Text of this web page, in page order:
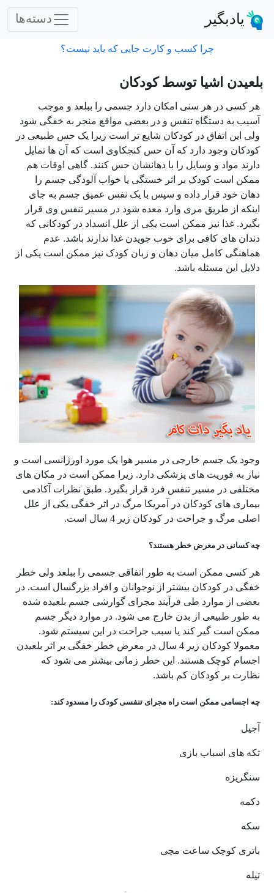
یادبگیر دسته‌ها
چرا کسب و کارت جایی که باید نیست؟
بلعیدن اشیا توسط کودکان
هر کسی در هر سنی امکان دارد جسمی را ببلعد و موجب
آسیب به دستگاه تنفس و در بعضی مواقع منجر به خفگی شود
ولی این اتفاق در کودکان شایع تر است زیرا یک حس طبیعی در
کودکان وجود دارد که آن حس کنجکاوی است که آن ها تمایل
دارند مواد و وسایل را با دهانشان حس کنند. گاهی اوقات هم
ممکن است کودک بر اثر خستگی یا خواب آلودگی جسم را
دهان خود قرار داده و سپس با یک نفس عمیق جسم به جای
اینکه از طریق مری وارد معده شود در مسیر تنفس وی قرار
بگیرد. غذا نیز ممکن است یکی از علل انسداد در کودکانی که
دندان های کافی برای خوب جویدن غذا ندارند باشد. عدم
هماهنگی کامل میان دهان و زبان کودک نیز ممکن است یکی از
دلایل این مسئله باشد.
وجود یک جسم خارجی در مسیر هوا یک مورد اورژانسی است و
نیاز به فوریت های پزشکی دارد. زیرا ممکن است در مکان های
مختلفی در مسیر تنفس فرد قرار بگیرد. طبق نظرات آکادمی
بیماری های کودکان در آمریکا مرگ در اثر خفگی یکی از علل
اصلی مرگ و جراحت در کودکان زیر 4 سال است.
چه کسانی در معرض خطر هستند؟
هر کسی ممکن است به طور اتفاقی جسمی را ببلعد ولی خطر
خفگی در کودکان بیشتر از نوجوانان و افراد بزرگسال است. در
بعضی از موارد طی فرآیند مجرای گوارشی جسم بلعیده شده
به طور طبیعی از بدن خارج می شود. در موارد دیگر جسم
ممکن است گیر کند یا سبب جراحت در این سیستم شود.
معمولا کودکان زیر 4 سال در معرض خطر خفگی بر اثر بلعیدن
اجسام کوچک هستند. این خطر زمانی بیشتر می شود که
نظارت بر کودکان کم باشد.
چه اجسامی ممکن است راه مجرای تنفسی کودک را مسدود کند:
آجیل
تکه های اسباب بازی
سنگریزه
دکمه
سکه
باتری کوچک ساعت مچی
تیله